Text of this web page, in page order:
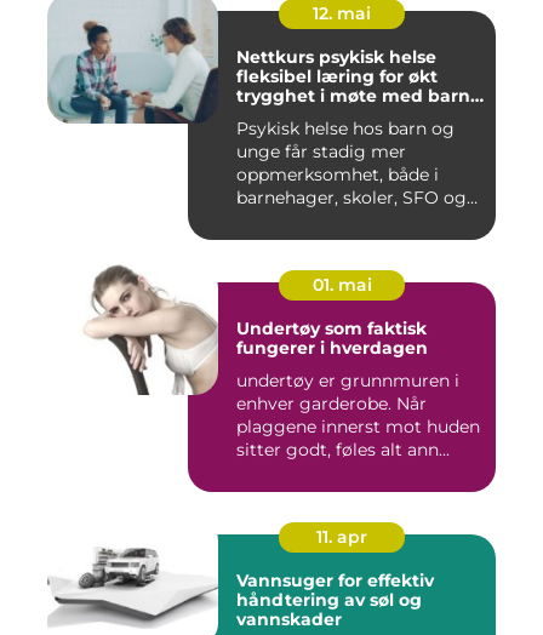
12. mai
Nettkurs psykisk helse
fleksibel læring for økt
trygghet i møte med barn
Psykisk helse hos barn og
unge får stadig mer
oppmerksomhet, både i
barnehager, skoler, SFO og
01. mai
Undertøy som faktisk
fungerer i hverdagen
undertøy er grunnmuren i
enhver garderobe. Når
plaggene innerst mot huden
sitter godt, føles alt ann...
11. apr
Vannsuger for effektiv
håndtering av søl og
vannskader